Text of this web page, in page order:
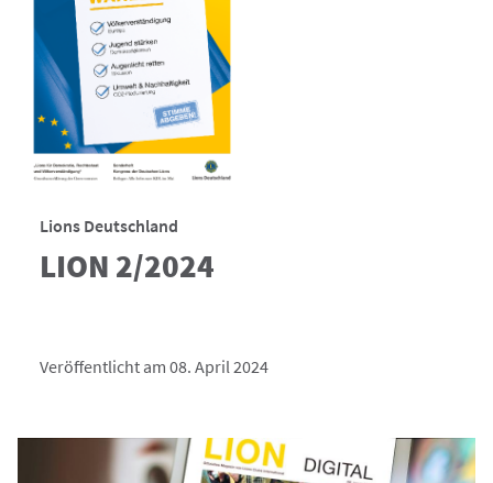
Lions Deutschland
LION 2/2024
Veröffentlicht am 08. April 2024